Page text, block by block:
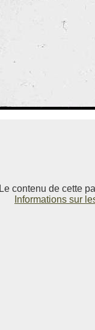
Le contenu de cette
Informations sur